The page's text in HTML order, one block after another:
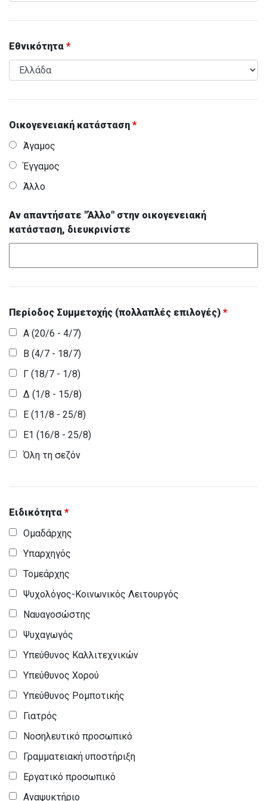
Εθνικότητα *
Οικογενειακή κατάσταση *
Άγαμος
Έγγαμος
Άλλο
Αν απαντήσατε "Άλλο" στην οικογενειακή
κατάσταση, διευκρινίστε
Περίοδος Συμμετοχής (πολλαπλές επιλογές) *
Α (20/6 - 4/7)
Β (4/7 - 18/7)
Γ (18/7 - 1/8)
Δ (1/8 - 15/8)
Ε (11/8 - 25/8)
Ε1 (16/8 - 25/8)
Όλη τη σεζόν
Ειδικότητα *
Ομαδάρχης
Υπαρχηγός
Τομεάρχης
Ψυχολόγος-Κοινωνικός Λειτουργός
Ναυαγοσώστης
Ψυχαγωγός
Υπεύθυνος Καλλιτεχνικών
Υπεύθυνος Χορού
Υπεύθυνος Ρομποτικής
Γιατρός
Νοσηλευτικό προσωπικό
Γραμματειακή υποστήριξη
Εργατικό προσωπικό
Αναψυκτήριο